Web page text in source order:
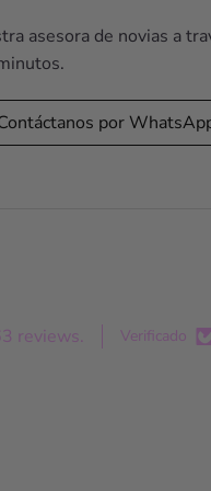
asesora de novias a
por
reviews. Verificado